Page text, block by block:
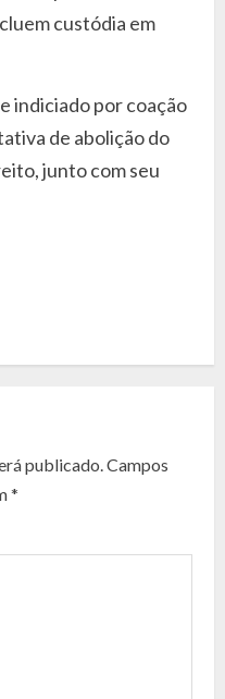
custódia em
indiciado por coação
de abolição do
junto com seu
publicado.Campos
*